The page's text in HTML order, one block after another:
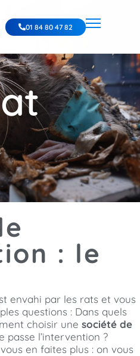
01 84 80 47 82
: le
envahi par les rats et vous
questions : Dans quels
choisir une société de
passe l’intervention ?
en faites plus : on vous